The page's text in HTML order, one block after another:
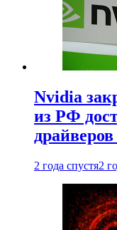
Nvidia
из РФ
2 года спустя2